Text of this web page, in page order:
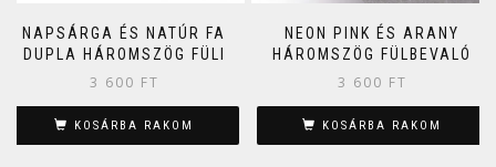
NAPSÁRGA ÉS NATÚR FA
DUPLA HÁROMSZÖG FÜLI
3 600 FT
KOSÁRBA RAKOM
NEON PINK ÉS ARANY
HÁROMSZÖG FÜLBEVALÓ
3 600 FT
KOSÁRBA RAKOM